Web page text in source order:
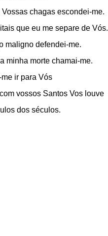
Vossas chagas escondei-me.
que eu me separe de Vós.
maligno defendei-me.
minha morte chamai-me.
ir para Vós
vossos Santos Vos louve
dos séculos.